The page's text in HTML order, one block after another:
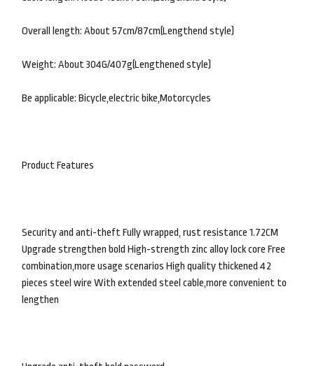
Overall length: About 57cm/87cm(Lengthend style)
Weight: About 304G/407g(Lengthened style)
Be applicable: Bicycle,electric bike,Motorcycles
Product Features
Security and anti-theft Fully wrapped, rust resistance 1.72CM
Upgrade strengthen bold High-strength zinc alloy lock core Free
combination,more usage scenarios High quality thickened 42
pieces steel wire With extended steel cable,more convenient to
lengthen